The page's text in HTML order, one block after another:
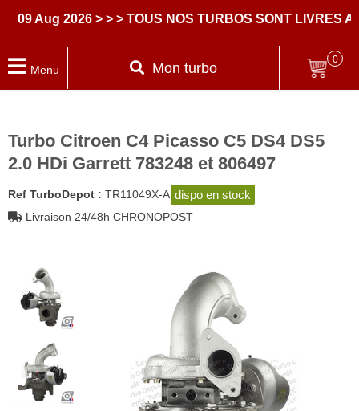
Aug 2026 > > > TOUS NOS TURBOS SONT LIVRES
Menu Mon turbo
0
Turbo Citroen C4 Picasso C5 DS4 DS5
2.0 HDi Garrett 783248 et 806497
Ref TurboDepot : TR11049X-A dispo en stock
Livraison 24/48h CHRONOPOST